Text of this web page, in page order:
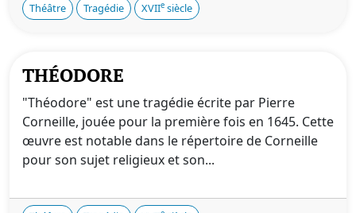
Théâtre Tragédie XVIIe siècle
THÉODORE
"Théodore" est une tragédie écrite par Pierre
Corneille, jouée pour la première fois en 1645. Cette
œuvre est notable dans le répertoire de Corneille
pour son sujet religieux et son...